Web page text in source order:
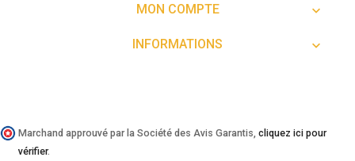
MON COMPTE 
INFORMATIONS 
Marchand approuvé par la Société des Avis Garantis, cliquez ici pour
vérifier.